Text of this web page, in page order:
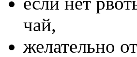
чай,
желательно